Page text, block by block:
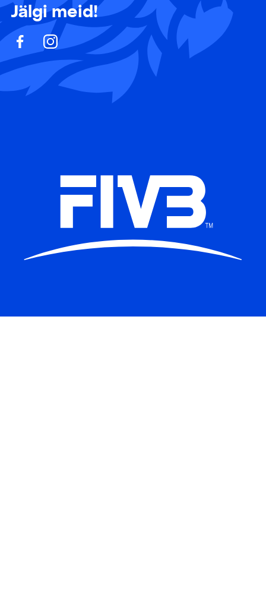
Jälgi meid!